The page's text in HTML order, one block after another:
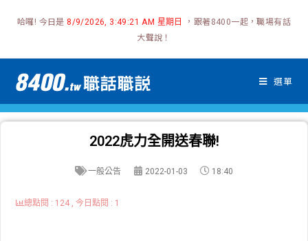
哈囉! 今日是 8/9/2026, 3:49:21 AM 星期日
，跟著8400一起，職場有話
大聲說！
選單
2022虎力全開送春聯!
一般公告 2022-01-03 18:40
總點閱 : 124 , 今日點閱 : 1